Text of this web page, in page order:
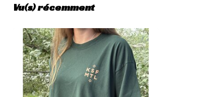
Vu(s) récemment